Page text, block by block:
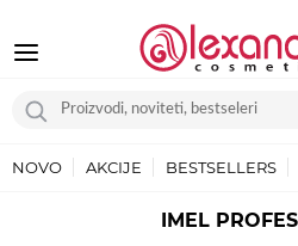
NOVO AKCIJE BESTSELLERS
IMEL